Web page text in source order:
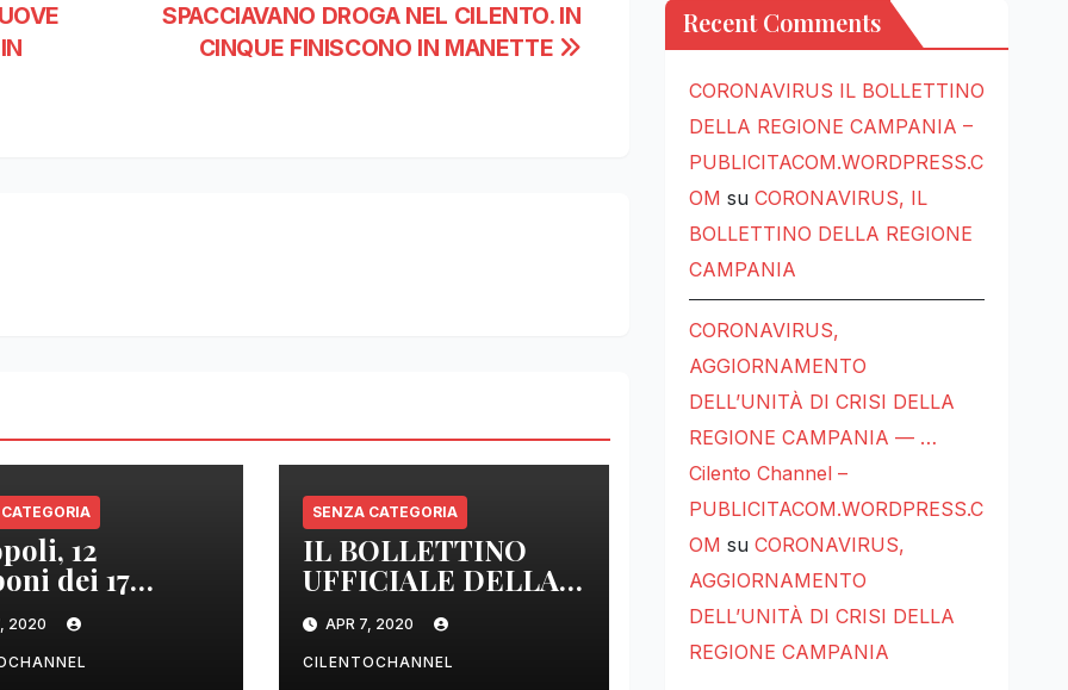
SPACCIAVANO DROGA NEL CILENTO. IN
CINQUE FINISCONO IN MANETTE
12
dei 17
sono
2020
SENZA CATEGORIA
IL BOLLETTINO
UFFICIALE DELLA
REGIONE
CAMPANIA DELLE
ORE 22.00
APR 7, 2020
CILENTOCHANNEL
Recent Comments
CORONAVIRUS IL BOLLETTINO
DELLA REGIONE CAMPANIA –
PUBLICITACOM.WORDPRESS.C
OM su CORONAVIRUS, IL
BOLLETTINO DELLA REGIONE
CAMPANIA
CORONAVIRUS,
AGGIORNAMENTO
DELL’UNITÀ DI CRISI DELLA
REGIONE CAMPANIA — …
Cilento Channel –
PUBLICITACOM.WORDPRESS.C
OM su CORONAVIRUS,
AGGIORNAMENTO
DELL’UNITÀ DI CRISI DELLA
REGIONE CAMPANIA